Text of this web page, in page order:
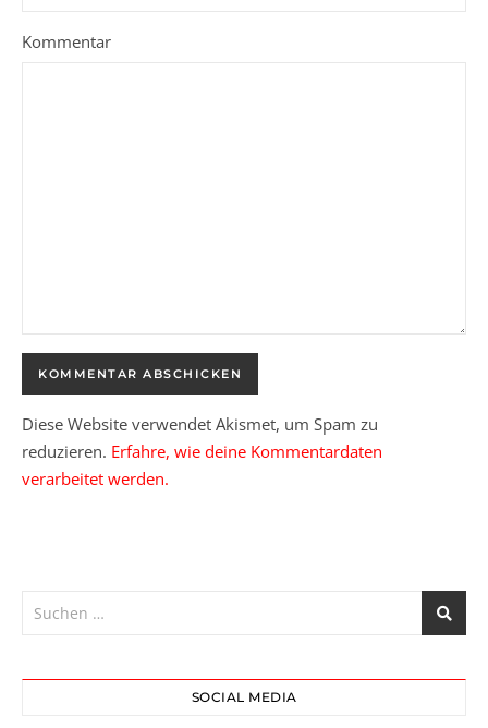
Kommentar
Diese Website verwendet Akismet, um Spam zu
reduzieren. Erfahre, wie deine Kommentardaten
verarbeitet werden.
SOCIAL MEDIA